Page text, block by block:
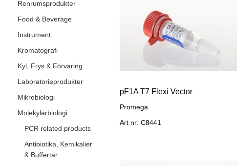
Renrumsprodukter
Food & Beverage
Instrument
Kromatografi
Kyl, Frys & Förvaring
Laboratorieprodukter
Mikrobiologi
Molekylärbiologi
PCR related products
Antibiotika, Kemikalier
& Buffertar
pF1A T7 Flexi Vector
Promega
Art nr: C8441